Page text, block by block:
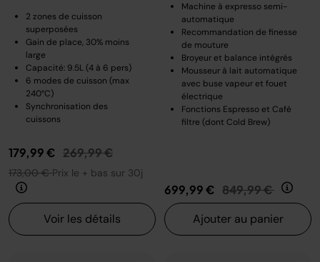
2 zones de cuisson
superposées
Gain de place, 30% moins
large
Capacité: 9.5L (4 à 6 pers)
6 modes de cuisson (max
240°C)
Synchronisation des
cuissons
179,99 € Prix réduit de
269,99 €au
173,00 €Prix le + bas sur 30j
Voir les détails
Machine à expresso semi-
automatique
Recommandation de finesse
de mouture
Broyeur et balance intégrés
Mousseur à lait automatique
avec buse vapeur et fouet
électrique
Fonctions Espresso et Café
filtre (dont Cold Brew)
699,99 € Prix réduit de
849,99 € au
Ajouter au panier